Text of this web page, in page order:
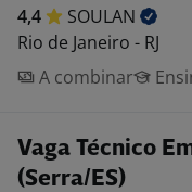
4,4
SOULAN
Rio de Janeiro - RJ
A combinar
Vaga Técnico
(Serra/ES)